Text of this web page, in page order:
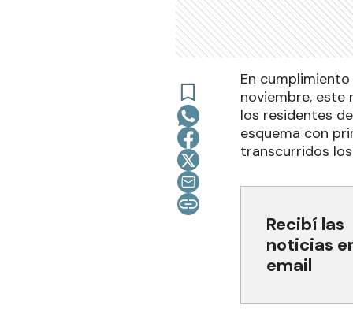
En
noviembre, este
los residentes
esquema con
transcurridos
Recibí las
noticias
email